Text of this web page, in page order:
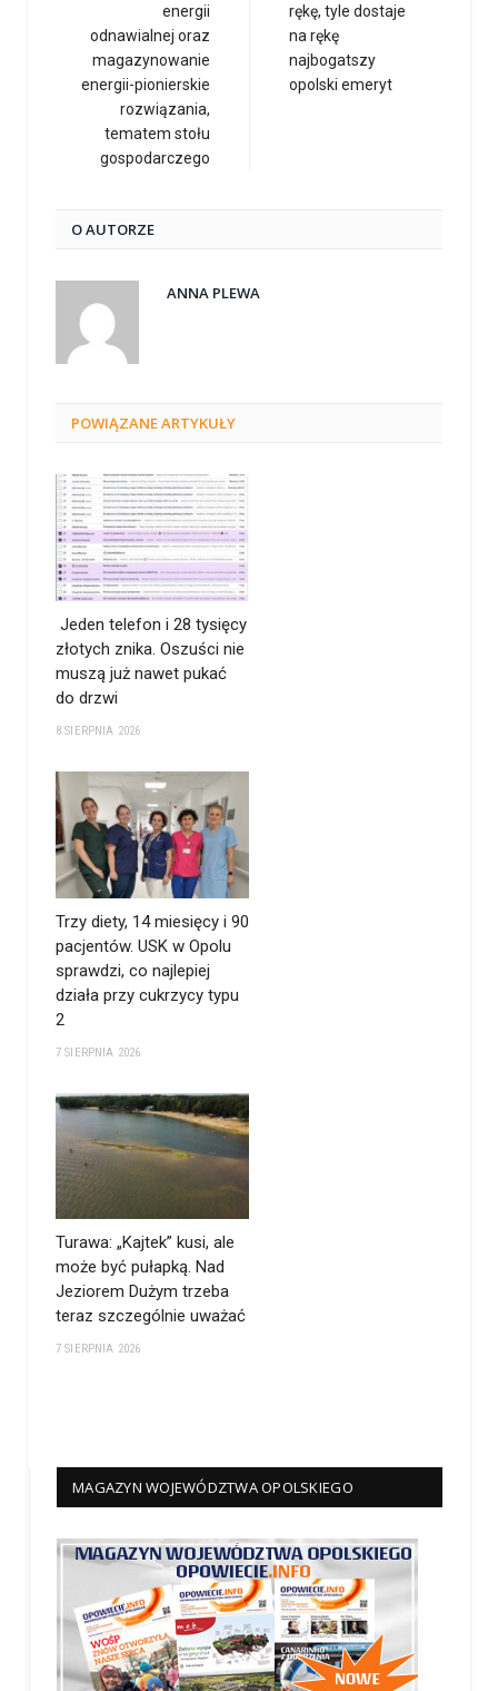
energii
odnawialnej oraz
magazynowanie
energii-pionierskie
rozwiązania,
tematem stołu
gospodarczego
rękę, tyle dostaje
na rękę
najbogatszy
opolski emeryt
O AUTORZE
ANNA PLEWA
POWIĄZANEARTYKUŁY
Jeden telefon i 28 tysięcy
złotych znika. Oszuści nie
muszą już nawet pukać
do drzwi
8 SIERPNIA 2026
Trzy diety, 14 miesięcy i 90
pacjentów. USK w Opolu
sprawdzi, co najlepiej
działa przy cukrzycy typu
2
7 SIERPNIA 2026
Turawa: „Kajtek” kusi, ale
może być pułapką. Nad
Jeziorem Dużym trzeba
teraz szczególnie uważać
7 SIERPNIA 2026
MAGAZYN WOJEWÓDZTWA OPOLSKIEGO